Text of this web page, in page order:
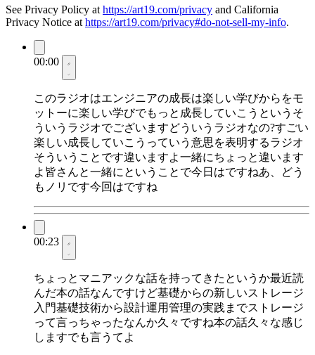
See Privacy Policy at https://art19.com/privacy and California
Privacy Notice at https://art19.com/privacy#do-not-sell-my-info.
00:00
このラジオはエンジニアの成長は楽しい学びからをモ
ットーに楽しい学びでもっと成長していこうというそ
ういうラジオでございますどういうラジオなの?すごい
楽しい成長していこうっていう意思を表明するラジオ
そういうことです違いますよ一緒にちょっと違います
よ皆さんと一緒にということで今日はですねあ、どう
もノリです今回はですね
00:23
ちょっとマニアックな話を持ってきたというか最近読
んだ本の話なんですけど基礎からの新しいストレージ
入門基礎技術から設計運用管理の実践までストレージ
って言っちゃったなんか久々ですね本の話久々な感じ
しますでも言うてよ